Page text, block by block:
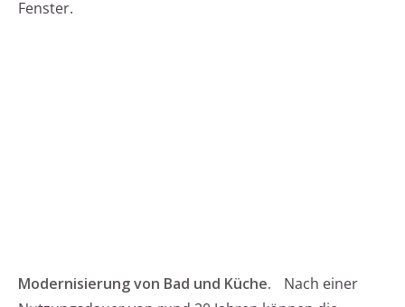
Fenster.
Modernisierung von Bad und Küche.
Nach einer